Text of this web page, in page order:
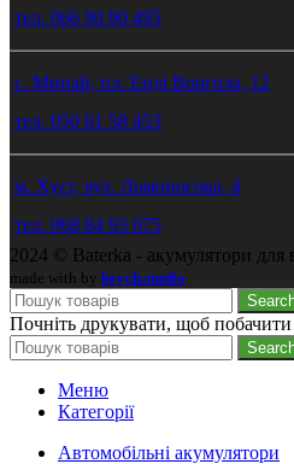
тел. 066 90 90 495
с. Минай, пл. Енді Воргола, 12
тел. 050 61 58 453
м. Хуст, вул. Ломоносова, 4
тел. 068 84 93 075
2024 © Baterka - акумулятори для
made with by brych.studio
Почніть друкувати, щоб
Меню
Категорії
Автомобільні акумулятори